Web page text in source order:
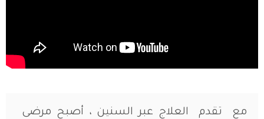
مع تقدم العلاج عبر السنين ، أصبح مرضى